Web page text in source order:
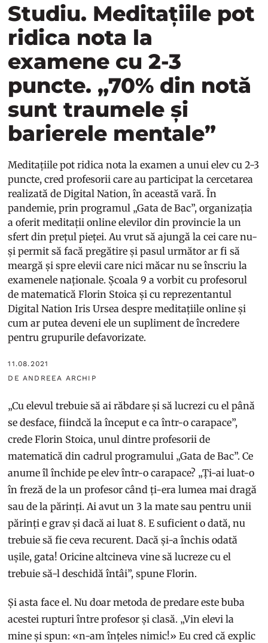
Studiu. Meditațiile pot
ridica nota la
examene cu 2-3
puncte. „70% din notă
sunt traumele și
barierele mentale”
Meditațiile pot ridica nota la examen a unui elev cu 2-3
puncte, cred profesorii care au participat la cercetarea
realizată de Digital Nation, în această vară. În
pandemie, prin programul „Gata de Bac”, organizația
a oferit meditații online elevilor din provincie la un
sfert din prețul pieței. Au vrut să ajungă la cei care nu-
și permit să facă pregătire și pasul următor ar fi să
meargă și spre elevii care nici măcar nu se înscriu la
examenele naționale. Școala 9 a vorbit cu profesorul
de matematică Florin Stoica și cu reprezentantul
Digital Nation Iris Ursea despre meditațiile online și
cum ar putea deveni ele un supliment de încredere
pentru grupurile defavorizate.
11.08.2021
DE ANDREEA ARCHIP
„Cu elevul trebuie să ai răbdare și să lucrezi cu el până
se desface, fiindcă la început e ca într-o carapace”,
crede Florin Stoica, unul dintre profesorii de
matematică din cadrul programului „Gata de Bac”. Ce
anume îl închide pe elev într-o carapace? „Ți-ai luat-o
în freză de la un profesor când ți-era lumea mai dragă
sau de la părinți. Ai avut un 3 la mate sau pentru unii
părinți e grav și dacă ai luat 8. E suficient o dată, nu
trebuie să fie ceva recurent. Dacă și-a închis odată
ușile, gata! Oricine altcineva vine să lucreze cu el
trebuie să-l deschidă întâi”, spune Florin.
Și asta face el. Nu doar metoda de predare este buba
acestei rupturi între profesor și clasă. „Vin elevi la
mine și spun: «n-am înțeles nimic!» Eu cred că explic